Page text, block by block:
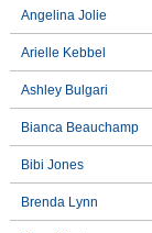
Angelina Jolie
Arielle Kebbel
Ashley Bulgari
Bianca Beauchamp
Bibi Jones
Brenda Lynn